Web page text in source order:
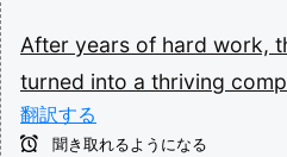
After years of hard work,
turned into a thriving
翻訳する
聞き取れるようになる